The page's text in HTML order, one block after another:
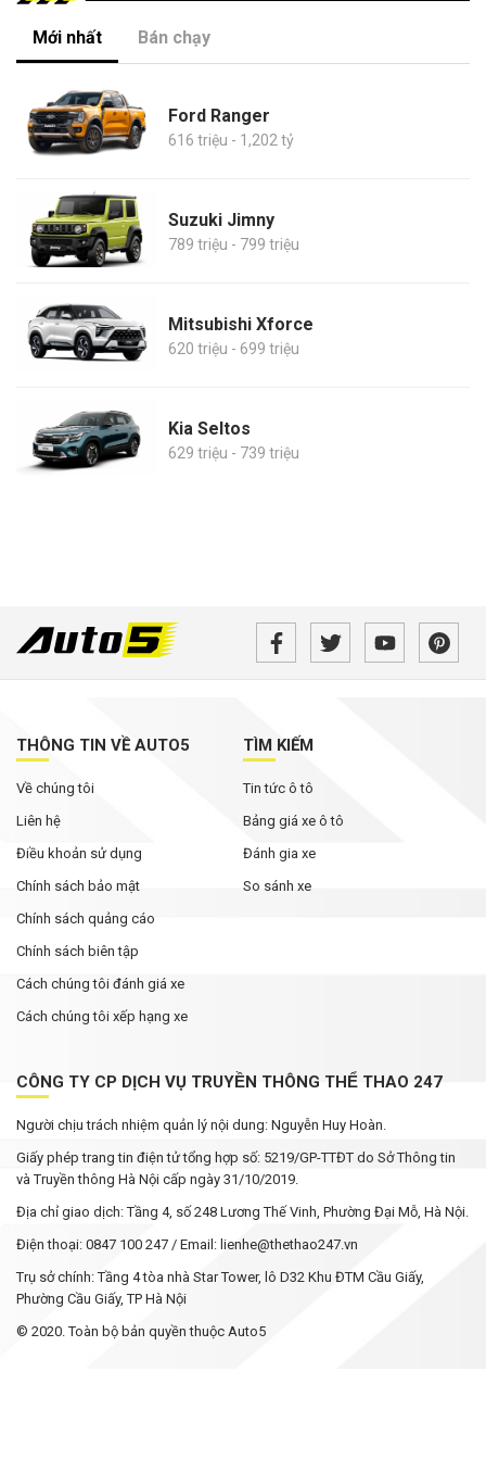
Mới nhất Bán chạy
Ford Ranger
616 triệu - 1,202 tỷ
Suzuki Jimny
789 triệu - 799 triệu
Mitsubishi Xforce
620 triệu - 699 triệu
Kia Seltos
629 triệu - 739 triệu
THÔNG TIN VỀ AUTO5
Về chúng tôi
Liên hệ
Điều khoản sử dụng
Chính sách bảo mật
Chính sách quảng cáo
Chính sách biên tập
Cách chúng tôi đánh giá xe
Cách chúng tôi xếp hạng xe
TÌM KIẾM
Tin tức ô tô
Bảng giá xe ô tô
Đánh gia xe
So sánh xe
CÔNG TY CP DỊCH VỤ TRUYỀN THÔNG THỂ THAO 247
Người chịu trách nhiệm quản lý nội dung: Nguyễn Huy Hoàn.
Giấy phép trang tin điện tử tổng hợp số: 5219/GP-TTĐT do Sở Thông tin
và Truyền thông Hà Nội cấp ngày 31/10/2019.
Địa chỉ giao dịch: Tầng 4, số 248 Lương Thế Vinh, Phường Đại Mỗ, Hà Nội.
Điện thoại: 0847 100 247 / Email: lienhe@thethao247.vn
Trụ sở chính: Tầng 4 tòa nhà Star Tower, lô D32 Khu ĐTM Cầu Giấy,
Phường Cầu Giấy, TP Hà Nội
© 2020. Toàn bộ bản quyền thuộc Auto5